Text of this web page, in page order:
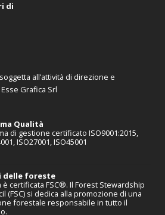
di
all’attività di direzione e
Grafica Srl
Qualità
di gestione certificato ISO9001:2015,
ISO27001, ISO45001
delle foreste
è certificata FSC®. Il Forest Stewardship
(FSC) si dedica alla promozione di una
forestale responsabile in tutto il